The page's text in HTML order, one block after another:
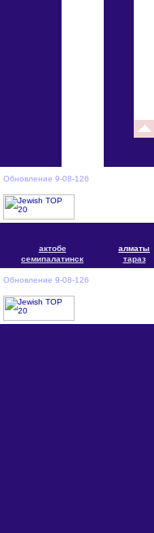
Обновление 9-08-126
актобе алматы
cемипалатинск
тараз
Обновление 9-08-126